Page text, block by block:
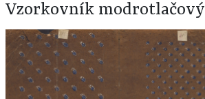
Vzorkovník modrotlačový